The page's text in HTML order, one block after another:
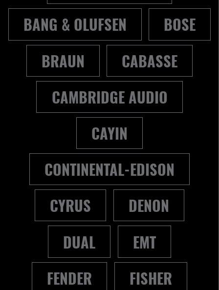
BANG & OLUFSEN
BOSE
BRAUN
CABASSE
CAMBRIDGE AUDIO
CAYIN
CONTINENTAL-EDISON
CYRUS
DENON
DUAL
EMT
FENDER
FISHER